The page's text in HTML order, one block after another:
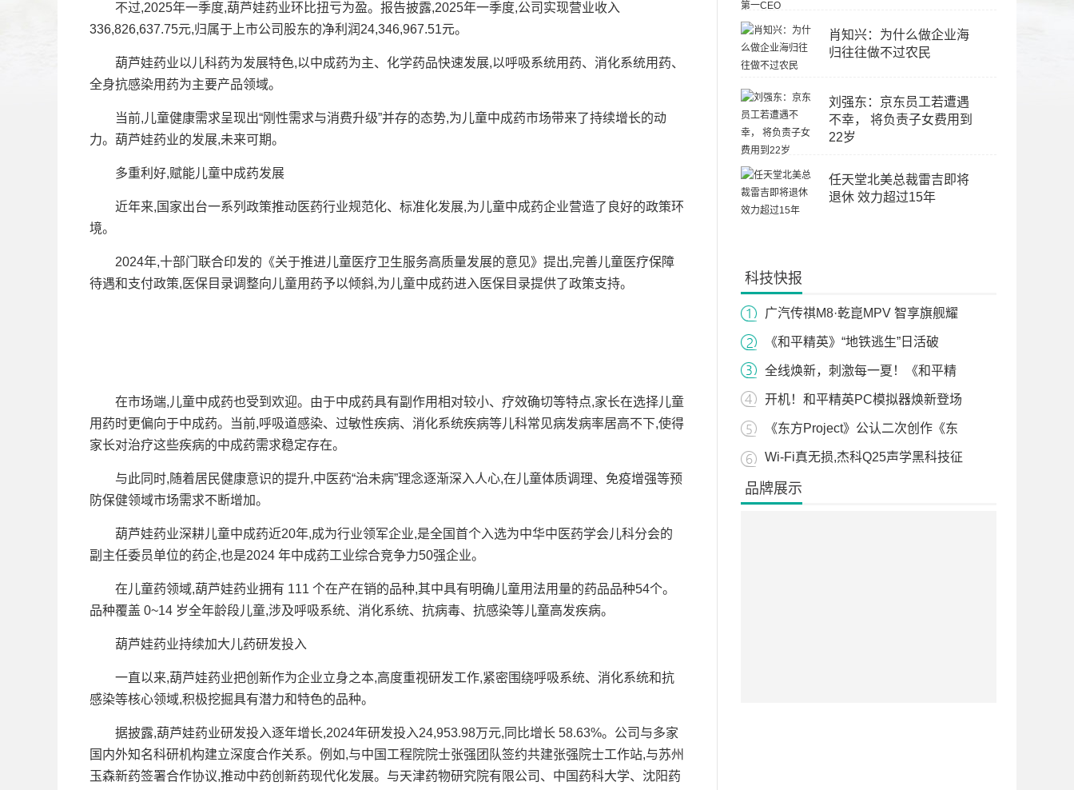
不过,2025年一季度,葫芦娃药业环比扭亏为盈。报告披露,2025年一季度,公司实现营业收入
336,826,637.75元,归属于上市公司股东的净利润24,346,967.51元。
葫芦娃药业以儿科药为发展特色,以中成药为主、化学药品快速发展,以呼吸系统用药、消化系统用药、
全身抗感染用药为主要产品领域。
当前,儿童健康需求呈现出“刚性需求与消费升级”并存的态势,为儿童中成药市场带来了持续增长的动
力。葫芦娃药业的发展,未来可期。
多重利好,赋能儿童中成药发展
近年来,国家出台一系列政策推动医药行业规范化、标准化发展,为儿童中成药企业营造了良好的政策环
境。
2024年,十部门联合印发的《关于推进儿童医疗卫生服务高质量发展的意见》提出,完善儿童医疗保障
待遇和支付政策,医保目录调整向儿童用药予以倾斜,为儿童中成药进入医保目录提供了政策支持。
在市场端,儿童中成药也受到欢迎。由于中成药具有副作用相对较小、疗效确切等特点,家长在选择儿童
用药时更偏向于中成药。当前,呼吸道感染、过敏性疾病、消化系统疾病等儿科常见病发病率居高不下,使得
家长对治疗这些疾病的中成药需求稳定存在。
与此同时,随着居民健康意识的提升,中医药“治未病”理念逐渐深入人心,在儿童体质调理、免疫增强等预
防保健领域市场需求不断增加。
葫芦娃药业深耕儿童中成药近20年,成为行业领军企业,是全国首个入选为中华中医药学会儿科分会的
副主任委员单位的药企,也是2024 年中成药工业综合竞争力50强企业。
在儿童药领域,葫芦娃药业拥有 111 个在产在销的品种,其中具有明确儿童用法用量的药品品种54个。
品种覆盖 0~14 岁全年龄段儿童,涉及呼吸系统、消化系统、抗病毒、抗感染等儿童高发疾病。
葫芦娃药业持续加大儿药研发投入
一直以来,葫芦娃药业把创新作为企业立身之本,高度重视研发工作,紧密围绕呼吸系统、消化系统和抗
感染等核心领域,积极挖掘具有潜力和特色的品种。
据披露,葫芦娃药业研发投入逐年增长,2024年研发投入24,953.98万元,同比增长 58.63%。公司与多家
国内外知名科研机构建立深度合作关系。例如,与中国工程院院士张强团队签约共建张强院士工作站,与苏州
玉森新药签署合作协议,推动中药创新药现代化发展。与天津药物研究院有限公司、中国药科大学、沈阳药
肖知兴：为什么做企业海
归往往做不过农民
刘强东：京东员工若遭遇
不幸， 将负责子女费用到
22岁
任天堂北美总裁雷吉即将
退休 效力超过15年
科技快报
广汽传祺M8·乾崑MPV 智享旗舰耀
《和平精英》“地铁逃生”日活破
全线焕新，刺激每一夏！《和平精
开机！和平精英PC模拟器焕新登场
《东方Project》公认二次创作《东
Wi-Fi真无损,杰科Q25声学黑科技征
品牌展示